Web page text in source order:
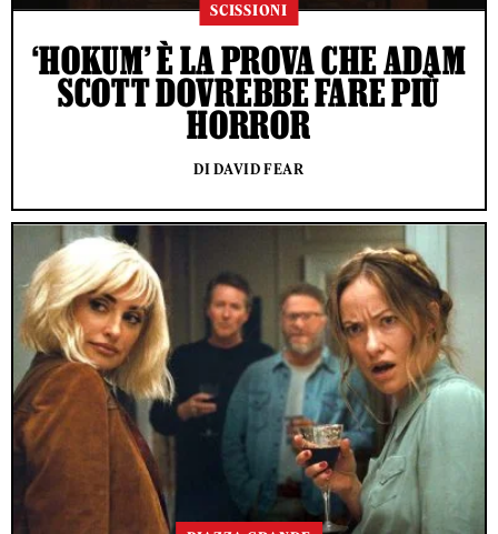
SCISSIONI
‘HOKUM’ È LA PROVA CHE ADAM
SCOTT DOVREBBE FARE PIÙ
HORROR
DI DAVID FEAR